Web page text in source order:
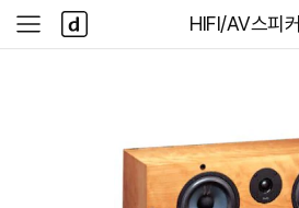
다나와
HIFI/AV스피커
사
이
다
나
와